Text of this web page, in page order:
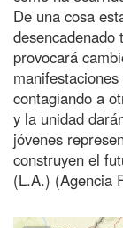
De una cosa
desencadenado
provocará
contagiando a
y la unidad
jóvenes
construyen el
(L.A.) (Agencia